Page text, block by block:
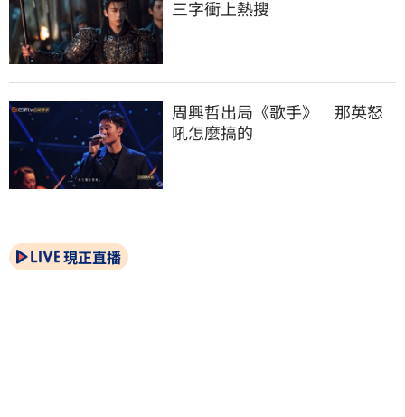
三字衝上熱搜
周興哲出局《歌手》　那英怒
吼怎麼搞的
現正直播